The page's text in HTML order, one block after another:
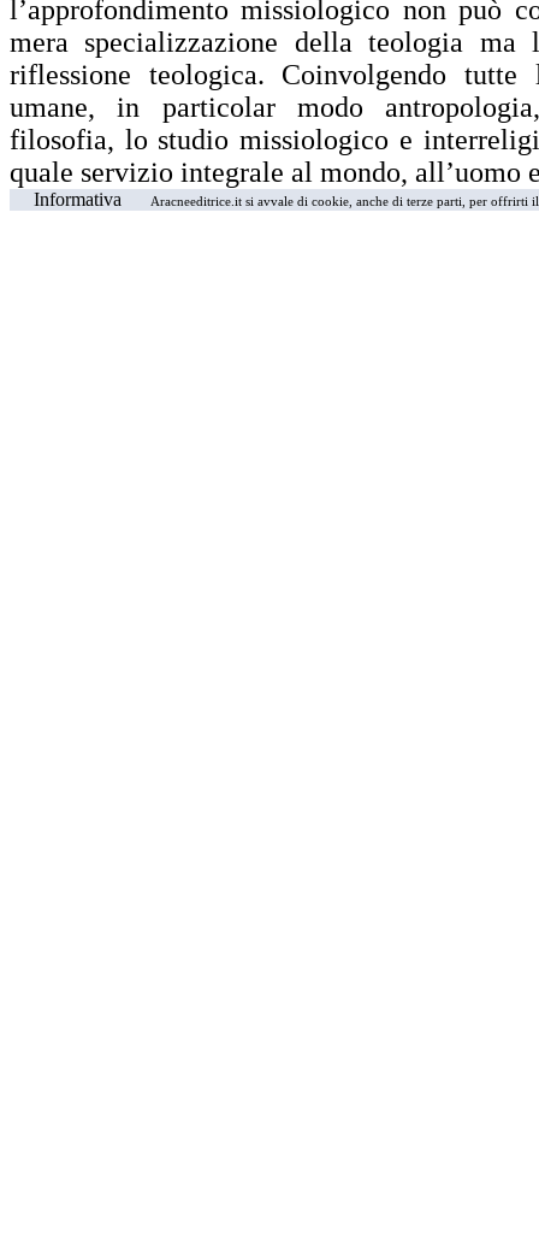
l’approfondimento missiologico non può
mera specializzazione della teologia ma
riflessione teologica. Coinvolgendo tutte
umane, in particolar modo
filosofia, lo studio missiologico e
quale servizio integrale al mondo, all’uomo
Informativa Aracneeditrice.it si avvale di cookie, anche di terze parti, per